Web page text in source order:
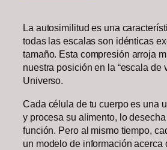
La autosimilitud es una
todas las escalas son idénticas
tamaño. Esta compresión arroja
nuestra posición en la “escala de
Universo.
Cada célula de tu cuerpo es una
y procesa su alimento, lo
función. Pero al mismo tiempo,
un modelo de información acerca